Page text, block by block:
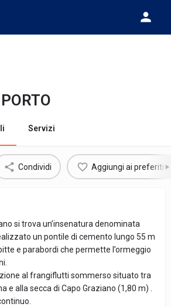
Servizi
Condividi Aggiungi ai preferiti
si trova un’insenatura denominata
un pontile di cemento lungo 55 m
e parabordi che permette l’ormeggio
al frangiflutti sommerso situato tra
e alla secca di Capo Graziano (1,80 m) .